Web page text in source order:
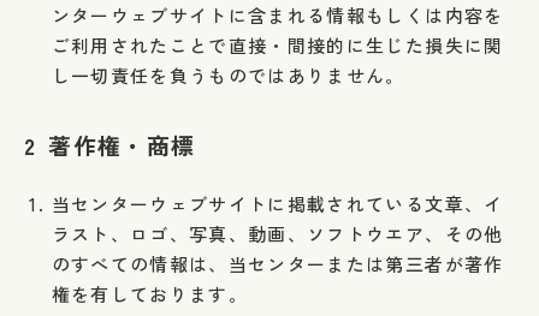
ンターウェブサイトに含まれる情報もしくは内容を
ご利用されたことで直接・間接的に生じた損失に関
し一切責任を負うものではありません。
2 著作権・商標
当センターウェブサイトに掲載されている文章、イ
ラスト、ロゴ、写真、動画、ソフトウエア、その他
のすべての情報は、当センターまたは第三者が著作
権を有しております。